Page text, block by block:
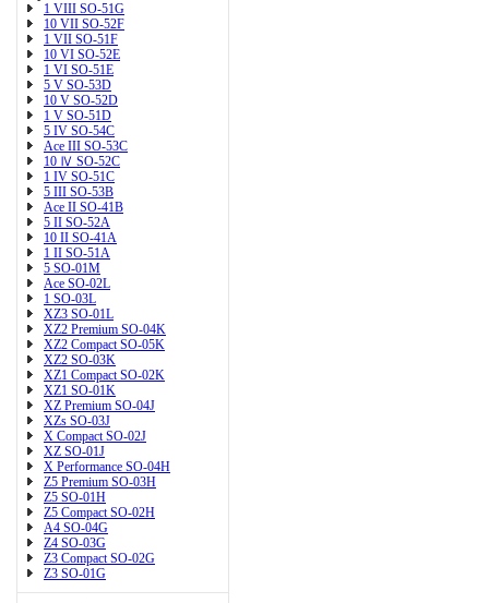
1 VIII SO-51G
10 VII SO-52F
1 VII SO-51F
10 VI SO-52E
1 VI SO-51E
5 V SO-53D
10 V SO-52D
1 V SO-51D
5 IV SO-54C
Ace III SO-53C
10 Ⅳ SO-52C
1 IV SO-51C
5 III SO-53B
Ace II SO-41B
5 II SO-52A
10 II SO-41A
1 II SO-51A
5 SO-01M
Ace SO-02L
1 SO-03L
XZ3 SO-01L
XZ2 Premium SO-04K
XZ2 Compact SO-05K
XZ2 SO-03K
XZ1 Compact SO-02K
XZ1 SO-01K
XZ Premium SO-04J
XZs SO-03J
X Compact SO-02J
XZ SO-01J
X Performance SO-04H
Z5 Premium SO-03H
Z5 SO-01H
Z5 Compact SO-02H
A4 SO-04G
Z4 SO-03G
Z3 Compact SO-02G
Z3 SO-01G